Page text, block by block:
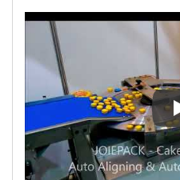
▼ كعك الأناناس - محاذاة تلقائية،